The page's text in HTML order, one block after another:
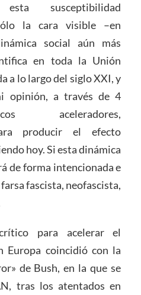
susceptibilidad
la cara visible –en
social aún más
en toda la Unión
a lo largo del siglo XXI, y
opinión, a través de 4
aceleradores,
producir el efecto
hoy. Si esta dinámica
de forma intencionada e
fascista, neofascista,
para acelerar el
Europa coincidió con la
de Bush, en la que se
tras los atentados en